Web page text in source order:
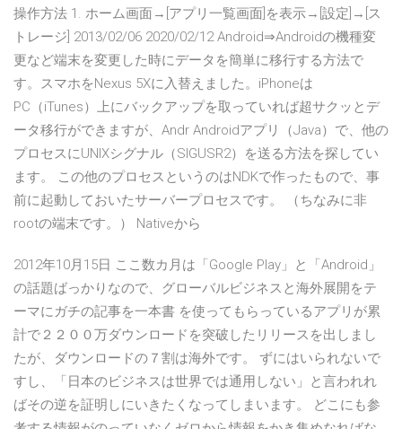
操作方法 1. ホーム画面→[アプリ一覧画面]を表示→[設定]→[ス
トレージ] 2013/02/06 2020/02/12 Android⇒Androidの機種変
更など端末を変更した時にデータを簡単に移行する方法で
す。スマホをNexus 5Xに入替えました。iPhoneは
PC（iTunes）上にバックアップを取っていれば超サクッとデ
ータ移行ができますが、Andr Androidアプリ（Java）で、他の
プロセスにUNIXシグナル（SIGUSR2）を送る方法を探してい
ます。 この他のプロセスというのはNDKで作ったもので、事
前に起動しておいたサーバープロセスです。 （ちなみに非
rootの端末です。） Nativeから
2012年10月15日 ここ数カ月は「Google Play」と「Android」
の話題ばっかりなので、グローバルビジネスと海外展開をテ
ーマにガチの記事を一本書 を使ってもらっているアプリが累
計で２２００万ダウンロードを突破したリリースを出しまし
たが、ダウンロードの７割は海外です。 ずにはいられないで
すし、「日本のビジネスは世界では通用しない」と言われれ
ばその逆を証明しにいきたくなってしまいます。 どこにも参